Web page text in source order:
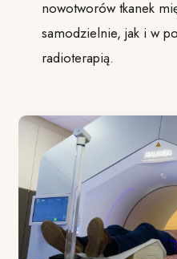
nowotworów tkanek
samodzielnie, jak i w
radioterapią.